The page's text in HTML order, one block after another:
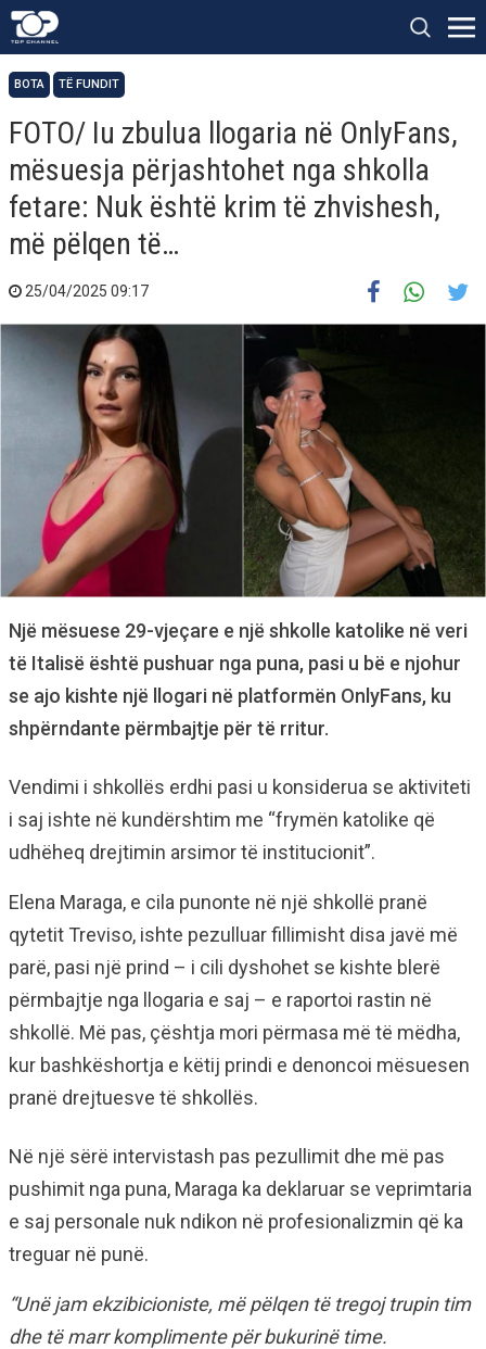
BOTA TË FUNDIT
FOTO/ Iu zbulua llogaria në OnlyFans,
mësuesja përjashtohet nga shkolla
fetare: Nuk është krim të zhvishesh,
më pëlqen të…
25/04/2025 09:17
Një mësuese 29-vjeçare e një shkolle katolike në veri
të Italisë është pushuar nga puna, pasi u bë e njohur
se ajo kishte një llogari në platformën OnlyFans, ku
shpërndante përmbajtje për të rritur.
Vendimi i shkollës erdhi pasi u konsiderua se aktiviteti
i saj ishte në kundërshtim me “frymën katolike që
udhëheq drejtimin arsimor të institucionit”.
Elena Maraga, e cila punonte në një shkollë pranë
qytetit Treviso, ishte pezulluar fillimisht disa javë më
parë, pasi një prind – i cili dyshohet se kishte blerë
përmbajtje nga llogaria e saj – e raportoi rastin në
shkollë. Më pas, çështja mori përmasa më të mëdha,
kur bashkëshortja e këtij prindi e denoncoi mësuesen
pranë drejtuesve të shkollës.
Në një sërë intervistash pas pezullimit dhe më pas
pushimit nga puna, Maraga ka deklaruar se veprimtaria
e saj personale nuk ndikon në profesionalizmin që ka
treguar në punë.
“Unë jam ekzibicioniste, më pëlqen të tregoj trupin tim
dhe të marr komplimente për bukurinë time.